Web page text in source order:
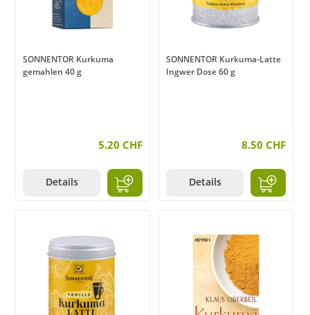
SONNENTOR Kurkuma
gemahlen 40 g
5.20 CHF
Details
SONNENTOR Kurkuma-Latte
Ingwer Dose 60 g
8.50 CHF
Details